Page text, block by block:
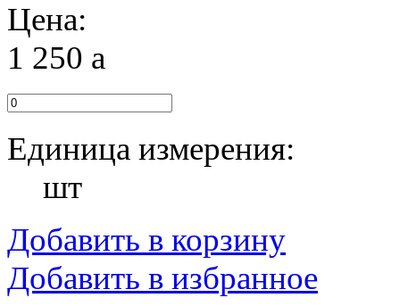
Цена:
1 250 a
Единица измерения:
шт
Добавить в корзину
Добавить в избранное